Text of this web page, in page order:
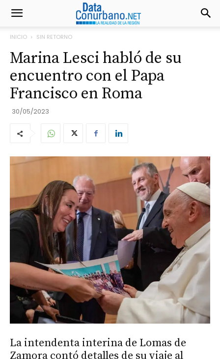
INICIO SIN RETORNO
Marina Lesci habló de su
encuentro con el Papa
Francisco en Roma
30/05/2023
La intendenta interina de Lomas de
Zamora contó detalles de su viaje al